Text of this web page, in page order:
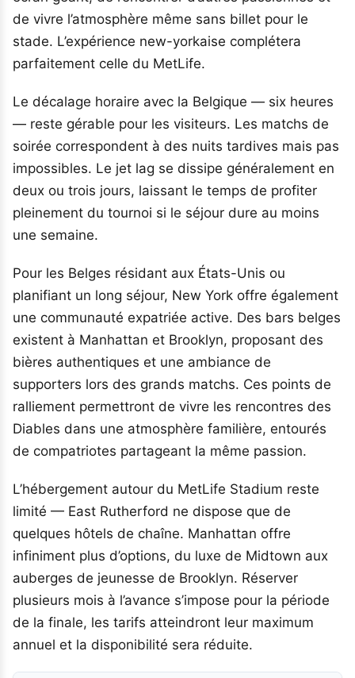
de vivre l’atmosphère même sans billet pour le
stade. L’expérience new-yorkaise complétera
parfaitement celle du MetLife.
Le décalage horaire avec la Belgique — six heures
— reste gérable pour les visiteurs. Les matchs de
soirée correspondent à des nuits tardives mais pas
impossibles. Le jet lag se dissipe généralement en
deux ou trois jours, laissant le temps de profiter
pleinement du tournoi si le séjour dure au moins
une semaine.
Pour les Belges résidant aux États-Unis ou
planifiant un long séjour, New York offre également
une communauté expatriée active. Des bars belges
existent à Manhattan et Brooklyn, proposant des
bières authentiques et une ambiance de
supporters lors des grands matchs. Ces points de
ralliement permettront de vivre les rencontres des
Diables dans une atmosphère familière, entourés
de compatriotes partageant la même passion.
L’hébergement autour du MetLife Stadium reste
limité — East Rutherford ne dispose que de
quelques hôtels de chaîne. Manhattan offre
infiniment plus d’options, du luxe de Midtown aux
auberges de jeunesse de Brooklyn. Réserver
plusieurs mois à l’avance s’impose pour la période
de la finale, les tarifs atteindront leur maximum
annuel et la disponibilité sera réduite.